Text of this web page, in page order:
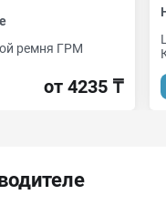
ремня ГРМ
от 4235 ₸